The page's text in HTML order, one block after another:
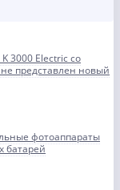
3000 Electric со
представлен новый
фотоаппараты
батарей